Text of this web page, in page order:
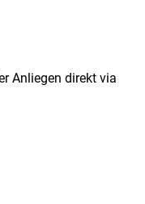
Anliegen direkt via